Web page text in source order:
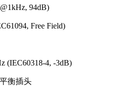
94dB)
Free Field)
(IEC60318-4, -3dB)
衡插头